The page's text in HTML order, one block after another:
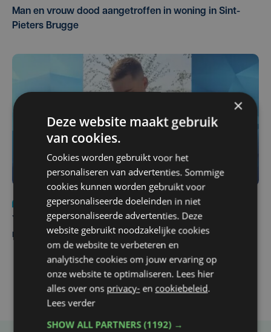
Man en vrouw dood aangetroffen in woning in Sint-
Pieters Brugge
Nieuws
do 6 augustus | 21:30
Yaro (19), slachtoffer van vechtpartij, is na
maandenlange coma overleden
×
Deze website maakt gebruik
van cookies.
Cookies worden gebruikt voor het
personaliseren van advertenties. Sommige
cookies kunnen worden gebruikt voor
gepersonaliseerde doeleinden in niet
gepersonaliseerde advertenties. Deze
website gebruikt noodzakelijke cookies
om de website te verbeteren en
analytische cookies om jouw ervaring op
onze website te optimaliseren. Lees hier
alles over ons privacy- en cookiebeleid.
Lees verder
SHOW ALL PARTNERS(1192) →